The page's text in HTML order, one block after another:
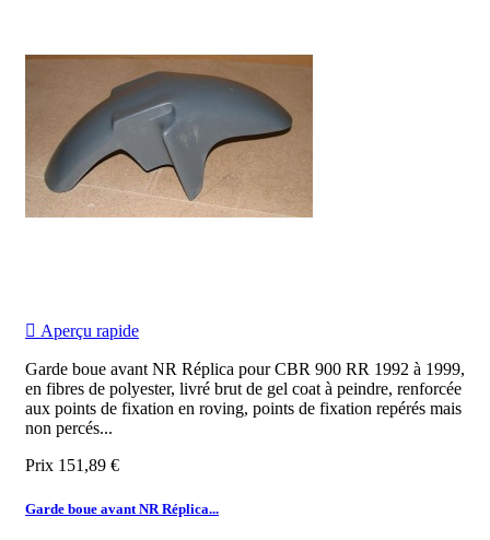
 Aperçu rapide
Garde boue avant NR Réplica pour CBR 900 RR 1992 à 1999,
en fibres de polyester, livré brut de gel coat à peindre, renforcée
aux points de fixation en roving, points de fixation repérés mais
non percés...
Prix 151,89 €
Garde boue avant NR Réplica...